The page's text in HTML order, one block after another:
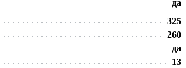
да
325
260
да
13